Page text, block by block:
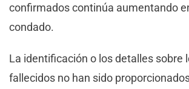
confirmados continúa aumentando
condado.
La identificación o los detalles sobre
fallecidos no han sido